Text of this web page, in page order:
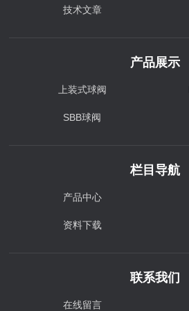
技术文章
产品展示
上装式球阀
SBB球阀
栏目导航
产品中心
资料下载
联系我们
在线留言